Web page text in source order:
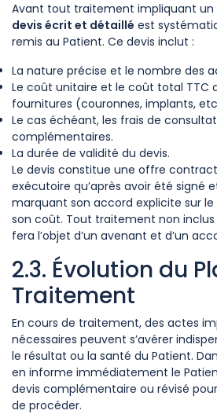
Avant tout traitement impliquant
devis écrit et détaillé est
remis au Patient. Ce devis inclut :
La nature précise et le nombre des
Le coût unitaire et le coût total TTC
fournitures (couronnes, implants,
Le cas échéant, les frais de
complémentaires.
La durée de validité du devis.
Le devis constitue une offre
exécutoire qu’après avoir été signé
marquant son accord explicite sur
son coût. Tout traitement non inclus
fera l’objet d’un avenant et d’un
2.3. Évolution du
Traitement
En cours de traitement, des actes
nécessaires peuvent s’avérer
le résultat ou la santé du Patient.
en informe immédiatement le
devis complémentaire ou révisé
de procéder.